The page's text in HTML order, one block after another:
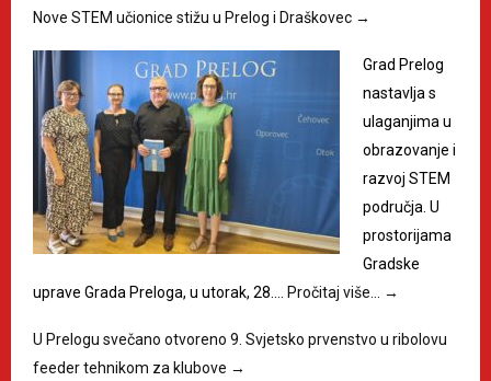
Nove STEM učionice stižu u Prelog i Draškovec →
Grad Prelog
nastavlja s
ulaganjima u
obrazovanje i
razvoj STEM
područja. U
prostorijama
Gradske
uprave Grada Preloga, u utorak, 28.…
Pročitaj više… →
U Prelogu svečano otvoreno 9. Svjetsko prvenstvo u ribolovu
feeder tehnikom za klubove →